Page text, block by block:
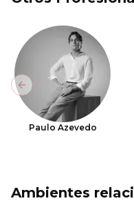
Paulo Azevedo
Previous slide
Ambientes